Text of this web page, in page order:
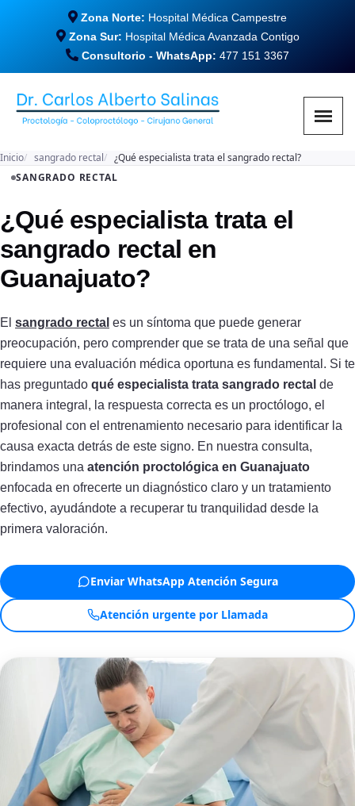
Zona Norte: Hospital Médica Campestre
Zona Sur: Hospital Médica Avanzada Contigo
Consultorio - WhatsApp: 477 151 3367
Inicio sangrado rectal
¿Qué especialista trata el sangrado rectal?
SANGRADO RECTAL
¿Qué especialista trata el
sangrado rectal en
Guanajuato?
El sangrado rectal es un síntoma que puede generar
preocupación, pero comprender que se trata de una señal que
requiere una evaluación médica oportuna es fundamental. Si te
has preguntado qué especialista trata sangrado rectal de
manera integral, la respuesta correcta es un proctólogo, el
profesional con el entrenamiento necesario para identificar la
causa exacta detrás de este signo. En nuestra consulta,
brindamos una atención proctológica en Guanajuato
enfocada en ofrecerte un diagnóstico claro y un tratamiento
efectivo, ayudándote a recuperar tu tranquilidad desde la
primera valoración.
Enviar WhatsApp Atención Segura
Atención urgente por Llamada